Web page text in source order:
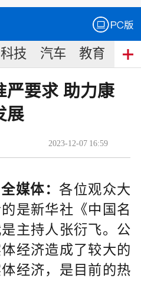
科技 汽车 教育 食
严要求 助力康
展
2023-12-07 16:59
全媒体：各位观众大
是新华社《中国名
主持人张衍飞。公
经济造成了较大的
经济，是目前的热